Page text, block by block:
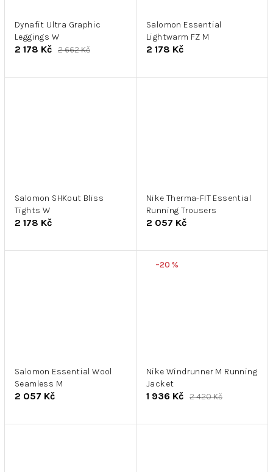
Dynafit Ultra Graphic
Leggings W
2 178 Kč 2 662 Kč
Salomon Essential
Lightwarm FZ M
2 178 Kč
Salomon SHKout Bliss
Tights W
2 178 Kč
Nike Therma-FIT Essential
Running Trousers
2 057 Kč
Salomon Essential Wool
Seamless M
2 057 Kč
–20 %
Nike Windrunner M Running
Jacket
1 936 Kč 2 420 Kč